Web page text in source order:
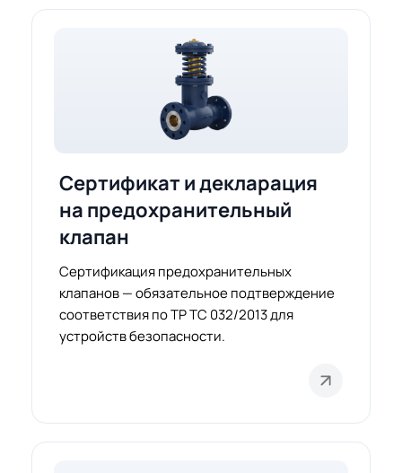
Сертификат и декларация
на предохранительный
клапан
Сертификация предохранительных
клапанов — обязательное подтверждение
соответствия по ТР ТС 032/2013 для
устройств безопасности.